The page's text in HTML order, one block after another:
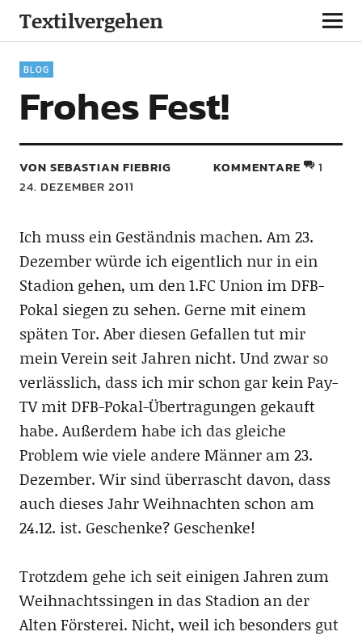
Textilvergehen
BLOG
Frohes Fest!
VON SEBASTIAN FIEBRIG
24. DEZEMBER 2011
KOMMENTARE 1
Ich muss ein Geständnis machen. Am 23.
Dezember würde ich eigentlich nur in ein
Stadion gehen, um den 1.FC Union im DFB-
Pokal siegen zu sehen. Gerne mit einem
späten Tor. Aber diesen Gefallen tut mir
mein Verein seit Jahren nicht. Und zwar so
verlässlich, dass ich mir schon gar kein Pay-
TV mit DFB-Pokal-Übertragungen gekauft
habe. Außerdem habe ich das gleiche
Problem wie viele andere Männer am 23.
Dezember. Wir sind überrascht davon, dass
auch dieses Jahr Weihnachten schon am
24.12. ist. Geschenke? Geschenke!
Trotzdem gehe ich seit einigen Jahren zum
Weihnachtssingen in das Stadion an der
Alten Försterei. Nicht, weil ich besonders gut